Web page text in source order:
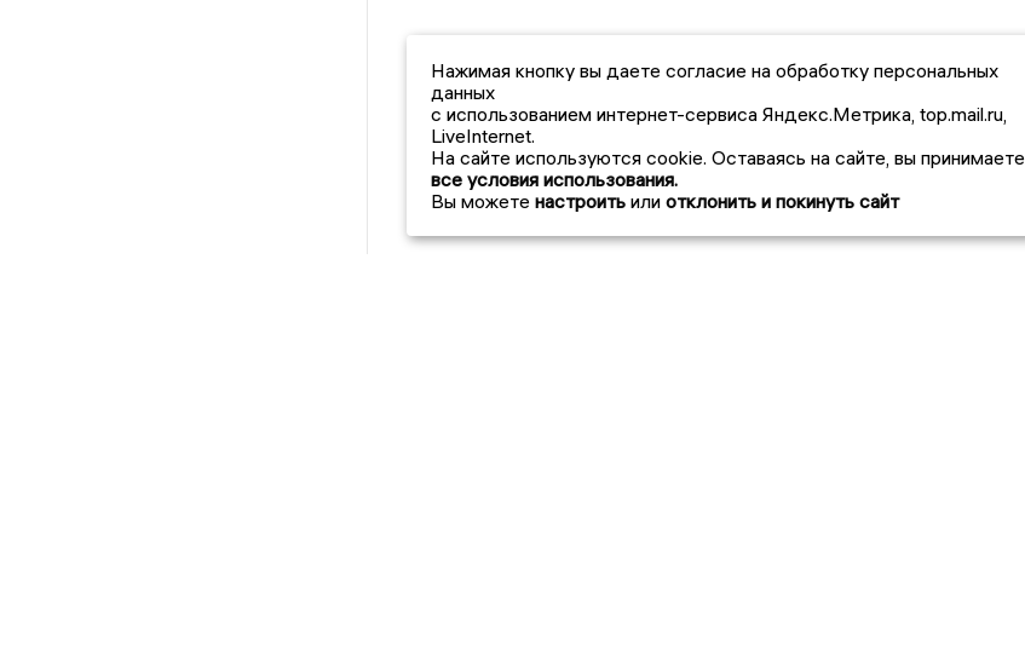
Нажимая кнопку вы даете согласие на обработку персональных
данных
с использованием интернет-сервиса Яндекс.Метрика, top.mail.ru,
LiveInternet.
На сайте используются cookie. Оставаясь на сайте, вы принимаете
все условия использования.
Вы можете настроить или отклонить и покинуть сайт